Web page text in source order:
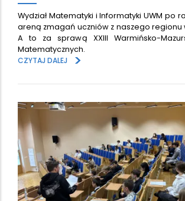
Wydział Matematyki i Informatyki UWM po
areną zmagań uczniów z naszego regionu
A to za sprawą XXIII Warmińsko-
Matematycznych.
CZYTAJ DALEJ
>